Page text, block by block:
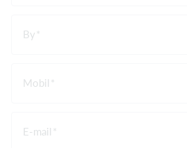
By
Mobil
E-mail